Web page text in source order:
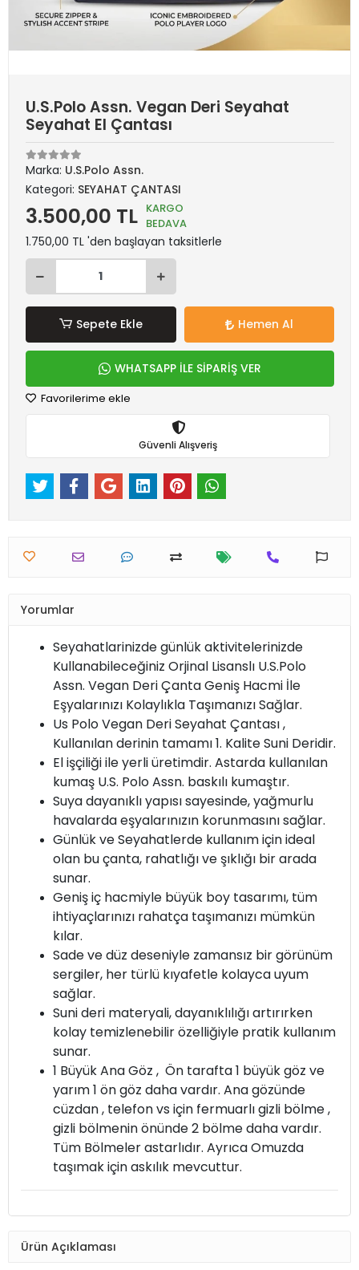
U.S.Polo Assn. Vegan Deri Seyahat
Seyahat El Çantası
Marka: U.S.Polo Assn.
Kategori: SEYAHAT ÇANTASI
3.500,00 TL KARGO
BEDAVA
1.750,00 TL 'den başlayan taksitlerle
Sepete Ekle Hemen Al
WHATSAPP İLE SİPARİŞ VER
Favorilerime ekle
Güvenli Alışveriş
Yorumlar
Seyahatlarinizde günlük aktivitelerinizde
Kullanabileceğiniz Orjinal Lisanslı U.S.Polo
Assn. Vegan Deri Çanta Geniş Hacmi İle
Eşyalarınızı Kolaylıkla Taşımanızı Sağlar.
Us Polo Vegan Deri Seyahat Çantası ,
Kullanılan derinin tamamı 1. Kalite Suni Deridir.
El işçiliği ile yerli üretimdir. Astarda kullanılan
kumaş U.S. Polo Assn. baskılı kumaştır.
Suya dayanıklı yapısı sayesinde, yağmurlu
havalarda eşyalarınızın korunmasını sağlar.
Günlük ve Seyahatlerde kullanım için ideal
olan bu çanta, rahatlığı ve şıklığı bir arada
sunar.
Geniş iç hacmiyle büyük boy tasarımı, tüm
ihtiyaçlarınızı rahatça taşımanızı mümkün
kılar.
Sade ve düz deseniyle zamansız bir görünüm
sergiler, her türlü kıyafetle kolayca uyum
sağlar.
Suni deri materyali, dayanıklılığı artırırken
kolay temizlenebilir özelliğiyle pratik kullanım
sunar.
1 Büyük Ana Göz , Ön tarafta 1 büyük göz ve
yarım 1 ön göz daha vardır. Ana gözünde
cüzdan , telefon vs için fermuarlı gizli bölme ,
gizli bölmenin önünde 2 bölme daha vardır.
Tüm Bölmeler astarlıdır. Ayrıca Omuzda
taşımak için askılık mevcuttur.
Ürün Açıklaması